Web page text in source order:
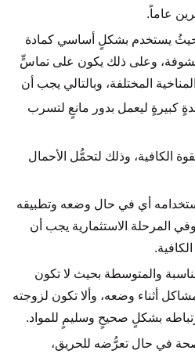
عاماً.
حيثُ يستخدم بشكلٍ أساسي كمادة
وعلى ذلك يكون على تماسٍّ
المختلفة، وبالتالي يجب أن
كبيرةٍ ليعمل بدور مانعٍ لتسرب
الكافية، وذلك لتحمُّل الأحمال
باستخدامه أي في حال وضعه وتطبيقه
المرحلة الاستثمارية يجب أن
والمتوسطة بحيث لا تكون
أثناء وضعه، وألا تكون لزوجته
بشكلٍ صحيحٍ وسليمٍ للمواد.
في حال تعرُّضه للحريق،